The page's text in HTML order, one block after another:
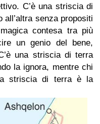
C’è una striscia di
senza propositi
contesa tra più
un genio del bene,
una striscia di terra
la ignora, mentre chi
striscia di terra è la